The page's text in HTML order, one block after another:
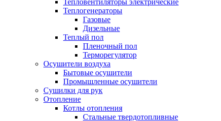
Тепловентиляторы электрические
Теплогенераторы
Газовые
Дизельные
Теплый пол
Пленочный пол
Терморегулятор
Осушители воздуха
Бытовые осушители
Промышленные осушители
Сушилки для рук
Отопление
Котлы отопления
Стальные твердотопливные